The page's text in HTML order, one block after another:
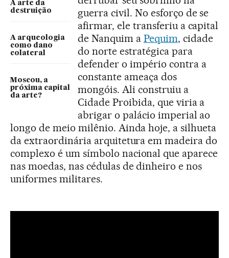
A arte da
destruição
A arqueologia
como dano
colateral
Moscou, a
próxima capital
da arte?
guerra civil. No esforço de se
afirmar, ele transferiu a capital
de Nanquim a Pequim, cidade
do norte estratégica para
defender o império contra a
constante ameaça dos
mongóis. Ali construiu a
Cidade Proibida, que viria a
abrigar o palácio imperial ao
longo de meio milênio. Ainda hoje, a silhueta
da extraordinária arquitetura em madeira do
complexo é um símbolo nacional que aparece
nas moedas, nas cédulas de dinheiro e nos
uniformes militares.